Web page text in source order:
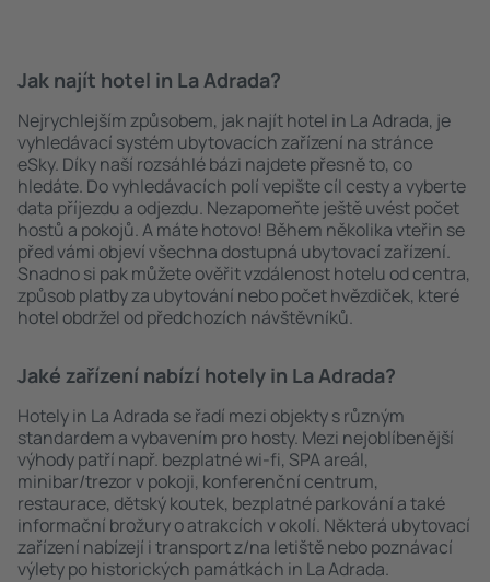
Jak najít hotel in La Adrada?
Nejrychlejším způsobem, jak najít hotel in La Adrada, je
vyhledávací systém ubytovacích zařízení na stránce
eSky. Díky naší rozsáhlé bázi najdete přesně to, co
hledáte. Do vyhledávacích polí vepište cíl cesty a vyberte
data příjezdu a odjezdu. Nezapomeňte ještě uvést počet
hostů a pokojů. A máte hotovo! Během několika vteřin se
před vámi objeví všechna dostupná ubytovací zařízení.
Snadno si pak můžete ověřit vzdálenost hotelu od centra,
způsob platby za ubytování nebo počet hvězdiček, které
hotel obdržel od předchozích návštěvníků.
Jaké zařízení nabízí hotely in La Adrada?
Hotely in La Adrada se řadí mezi objekty s různým
standardem a vybavením pro hosty. Mezi nejoblíbenější
výhody patří např. bezplatné wi-fi, SPA areál,
minibar/trezor v pokoji, konferenční centrum,
restaurace, dětský koutek, bezplatné parkování a také
informační brožury o atrakcích v okolí. Některá ubytovací
zařízení nabízejí i transport z/na letiště nebo poznávací
výlety po historických památkách in La Adrada.